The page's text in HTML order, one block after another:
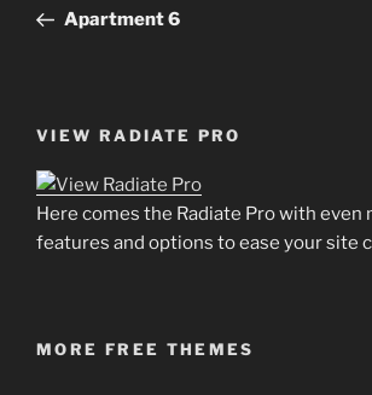
Beitrag
Apartment 6
VIEW RADIATE PRO
Here comes the Radiate Pro with even
features and options to ease your site
MORE FREE THEMES